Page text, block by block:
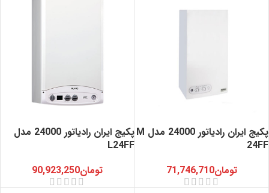
پکیج ایران رادیاتور 24000 مدل M
24FF
تومان71,746,710
پکیج ایران رادیاتور 24000 مدل
L24FF
تومان90,923,250